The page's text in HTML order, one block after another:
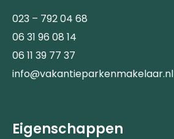
023 – 792 04 68
06 31 96 08 14
06 11 39 77 37
info@vakantieparkenmakelaar.nl
Eigenschappen